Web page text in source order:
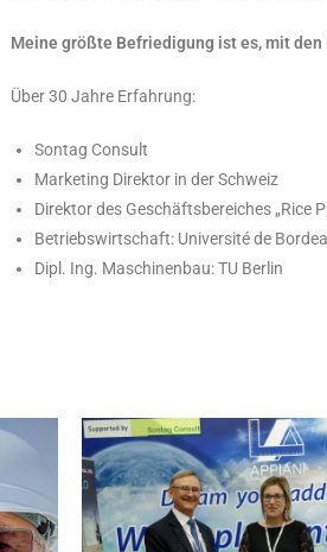
Meine größte Befriedigung ist es, mit
Über 30 Jahre Erfahrung:
Sontag Consult
Marketing Direktor in der Schweiz
Direktor des Geschäftsbereiches „Rice
Betriebswirtschaft: Université de
Dipl. Ing. Maschinenbau: TU Berlin